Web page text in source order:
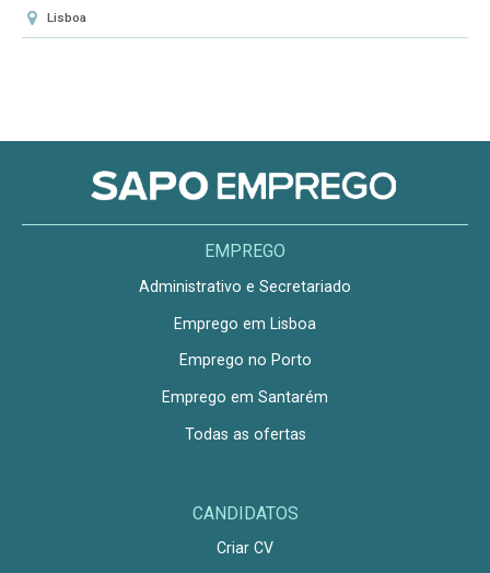
Lisboa
EMPREGO
Administrativo e Secretariado
Emprego em Lisboa
Emprego no Porto
Emprego em Santarém
Todas as ofertas
CANDIDATOS
Criar CV